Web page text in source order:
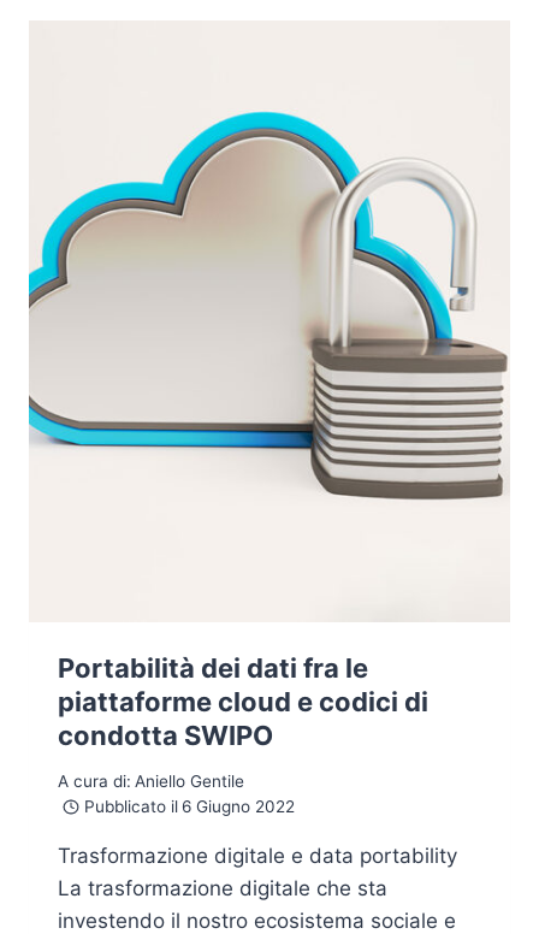
ALLE
NUOVE
SFIDE
DIGITALI
Portabilità dei dati fra le
piattaforme cloud e codici di
condotta SWIPO
A cura di: Aniello Gentile
Pubblicato il 6 Giugno 2022
Trasformazione digitale e data portability
La trasformazione digitale che sta
investendo il nostro ecosistema sociale e